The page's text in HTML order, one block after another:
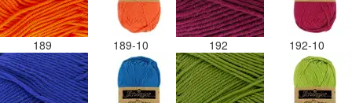
189 189-10 192 192-10